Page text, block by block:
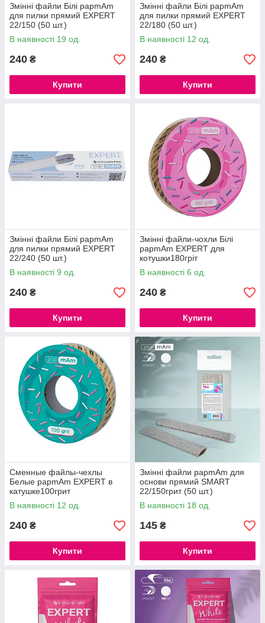
Змінні файли Білі papmAm
для пилки прямий EXPERT
22/150 (50 шт.)
В наявності 19 од.
240 ₴
Купити
Змінні файли Білі papmAm
для пилки прямий EXPERT
22/180 (50 шт.)
В наявності 12 од.
240 ₴
Купити
Змінні файли Білі papmAm
для пилки прямий EXPERT
22/240 (50 шт.)
В наявності 9 од.
240 ₴
Купити
Змінні файли-чохли Білі
papmAm EXPERT для
котушки180гріт
В наявності 6 од.
240 ₴
Купити
Сменные файлы-чехлы
Белые papmAm EXPERT в
катушке100грит
В наявності 12 од.
240 ₴
Купити
Змінні файли papmAm для
основи прямий SMART
22/150грит (50 шт.)
В наявності 18 од.
145 ₴
Купити